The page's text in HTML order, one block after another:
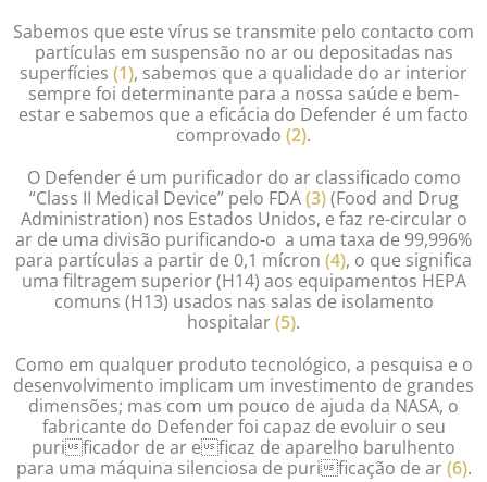
Sabemos que este vírus se transmite pelo contacto com
partículas em suspensão no ar ou depositadas nas
superfícies (1), sabemos que a qualidade do ar interior
sempre foi determinante para a nossa saúde e bem-
estar e sabemos que a eficácia do Defender é um facto
comprovado (2).
O Defender é um purificador do ar classificado como
“Class II Medical Device” pelo FDA(3)(Food and Drug
Administration) nos Estados Unidos, e faz re-circular o
ar de uma divisão purificando-o a uma taxa de 99,996%
para partículas a partir de 0,1 mícron (4), o que significa
uma filtragem superior (H14) aos equipamentos HEPA
comuns (H13) usados nas salas de isolamento
hospitalar(5).
Como em qualquer produto tecnológico, a pesquisa e o
desenvolvimento implicam um investimento de grandes
dimensões; mas com um pouco de ajuda da NASA, o
fabricante do Defender foi capaz de evoluir o seu
purificador de ar eficaz de aparelho barulhento
para uma máquina silenciosa de purificação de ar(6).